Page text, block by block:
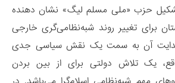
حزب «ملی مسلم لیگ» نشان دهنده
برای تغییر روند شبه‌نظامی‌گری خارجی
آن به سمت یک نقش سیاسی جدی
یک تلاش دولتی برای از بین بردن